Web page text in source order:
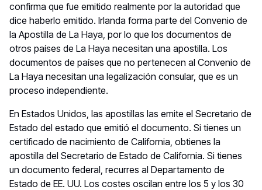
confirma que fue emitido realmente por la autoridad que
dice haberlo emitido. Irlanda forma parte del Convenio de
la Apostilla de La Haya, por lo que los documentos de
otros países de La Haya necesitan una apostilla. Los
documentos de países que no pertenecen al Convenio de
La Haya necesitan una legalización consular, que es un
proceso independiente.
En Estados Unidos, las apostillas las emite el Secretario de
Estado del estado que emitió el documento. Si tienes un
certificado de nacimiento de California, obtienes la
apostilla del Secretario de Estado de California. Si tienes
un documento federal, recurres al Departamento de
Estado de EE. UU. Los costes oscilan entre los 5 y los 30